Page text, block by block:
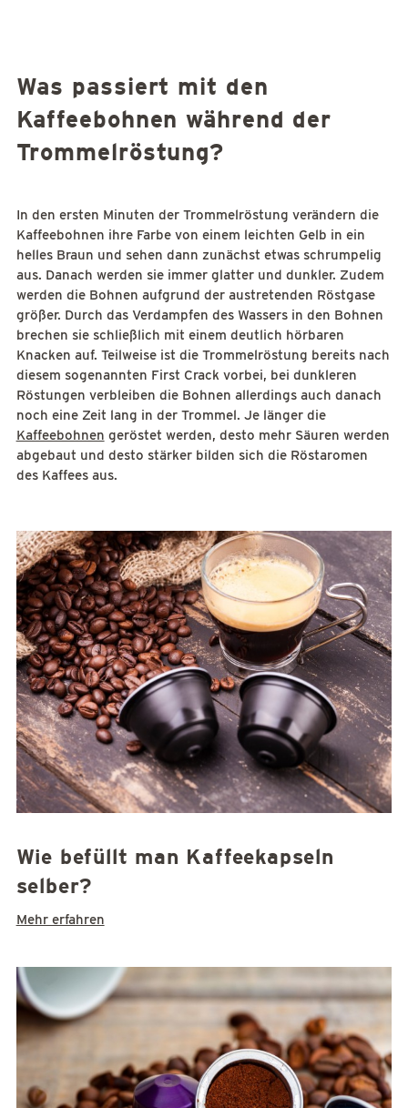
Was passiert mit den
Kaffeebohnen während der
Trommelröstung?
In den ersten Minuten der Trommelröstung verändern die
Kaffeebohnen ihre Farbe von einem leichten Gelb in ein
helles Braun und sehen dann zunächst etwas schrumpelig
aus. Danach werden sie immer glatter und dunkler. Zudem
werden die Bohnen aufgrund der austretenden Röstgase
größer. Durch das Verdampfen des Wassers in den Bohnen
brechen sie schließlich mit einem deutlich hörbaren
Knacken auf. Teilweise ist die Trommelröstung bereits nach
diesem sogenannten First Crack vorbei, bei dunkleren
Röstungen verbleiben die Bohnen allerdings auch danach
noch eine Zeit lang in der Trommel. Je länger die
Kaffeebohnen geröstet werden, desto mehr Säuren werden
abgebaut und desto stärker bilden sich die Röstaromen
des Kaffees aus.
Wie befüllt man Kaffeekapseln
selber?
Mehr erfahren